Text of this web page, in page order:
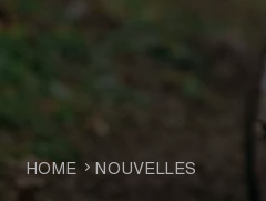
HOME NOUVELLES